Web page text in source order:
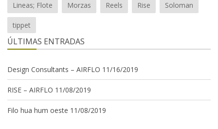
Lineas; Flote Morzas Reels Rise Soloman
tippet
ÚLTIMAS ENTRADAS
Design Consultants – AIRFLO 11/16/2019
RISE – AIRFLO 11/08/2019
Filo hua hum oeste 11/08/2019